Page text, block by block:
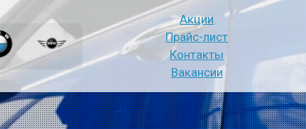
Акции
Прайс-лист
Контакты
Вакансии